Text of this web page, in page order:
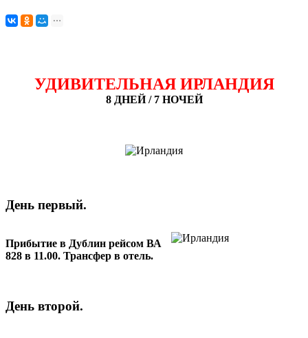
УДИВИТЕЛЬНАЯ ИРЛАНДИЯ
8 ДНЕЙ / 7 НОЧЕЙ
День первый.
Прибытие в Дублин рейсом ВА
828 в 11.00. Трансфер в отель.
День второй.